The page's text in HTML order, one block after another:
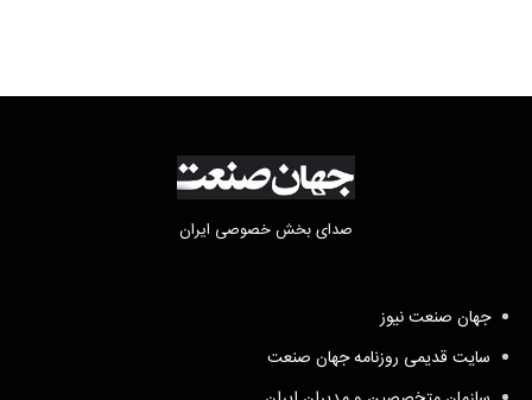
صدای بخش خصوصی ایران
جهان صنعت نیوز
سایت قدیمی روزنامه جهان صنعت